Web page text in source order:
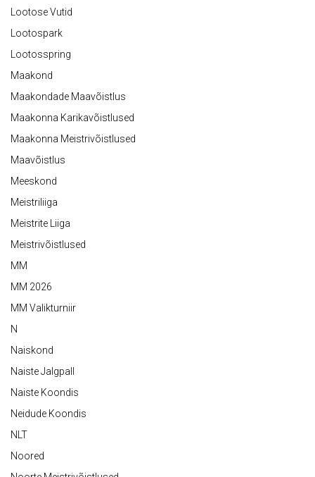
Lootose Vutid
Lootospark
Lootosspring
Maakond
Maakondade Maavõistlus
Maakonna Karikavõistlused
Maakonna Meistrivõistlused
Maavõistlus
Meeskond
Meistriliiga
Meistrite Liiga
Meistrivõistlused
MM
MM 2026
MM Valikturniir
N
Naiskond
Naiste Jalgpall
Naiste Koondis
Neidude Koondis
NLT
Noored